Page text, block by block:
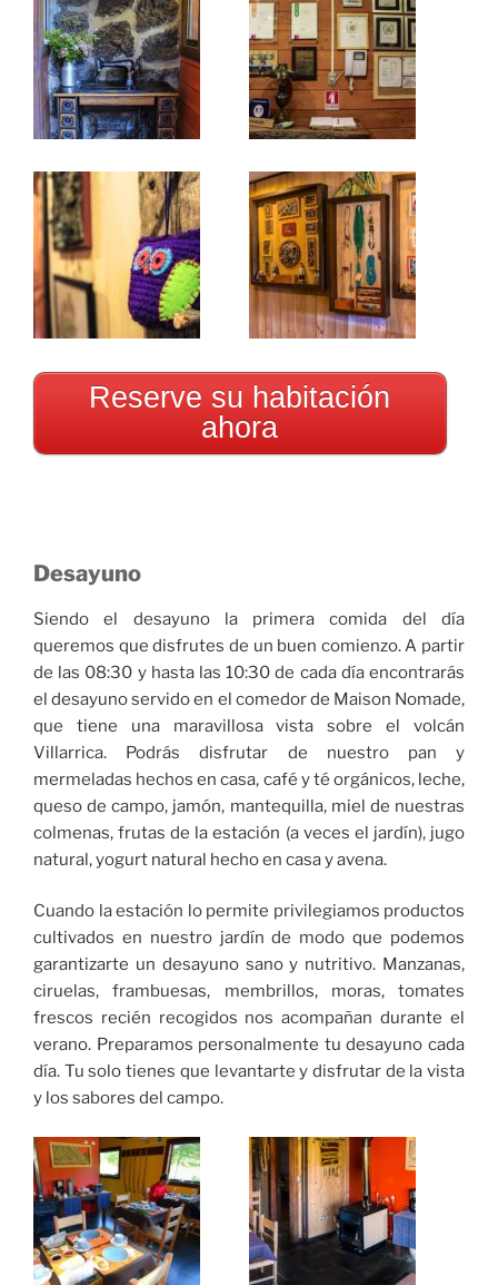
Reserve su habitación
ahora
Desayuno
Siendo el desayuno la primera comida del día
queremos que disfrutes de un buen comienzo. A partir
de las 08:30 y hasta las 10:30 de cada día encontrarás
el desayuno servido en el comedor de Maison Nomade,
que tiene una maravillosa vista sobre el volcán
Villarrica. Podrás disfrutar de nuestro pan y
mermeladas hechos en casa, café y té orgánicos, leche,
queso de campo, jamón, mantequilla, miel de nuestras
colmenas, frutas de la estación (a veces el jardín), jugo
natural, yogurt natural hecho en casa y avena.
Cuando la estación lo permite privilegiamos productos
cultivados en nuestro jardín de modo que podemos
garantizarte un desayuno sano y nutritivo. Manzanas,
ciruelas, frambuesas, membrillos, moras, tomates
frescos recién recogidos nos acompañan durante el
verano. Preparamos personalmente tu desayuno cada
día. Tu solo tienes que levantarte y disfrutar de la vista
y los sabores del campo.